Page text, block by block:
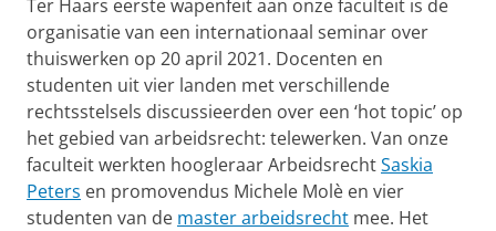
Ter Haars eerste wapenfeit aan onze faculteit is de
organisatie van een internationaal seminar over
thuiswerken op 20 april 2021. Docenten en
studenten uit vier landen met verschillende
rechtsstelsels discussieerden over een ‘hot topic’ op
het gebied van arbeidsrecht: telewerken. Van onze
faculteit werkten hoogleraar ArbeidsrechtSaskia
Peters en promovendus Michele Molè en vier
studenten van de master arbeidsrecht mee. Het